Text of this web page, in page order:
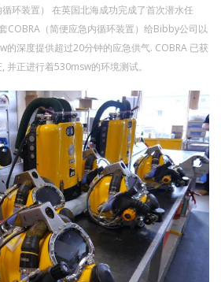
循环装置） 在英国北海成功完成了首次潜水任
COBRA（简便应急内循环装置）给Bibby公司以
的深度提供超过20分钟的应急供气. COBRA 已获
正进行着530msw的环境测试。